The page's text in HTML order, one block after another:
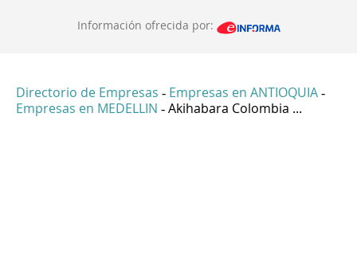
Información ofrecida por:
Directorio de Empresas - Empresas en ANTIOQUIA -
Empresas en MEDELLIN - Akihabara Colombia ...